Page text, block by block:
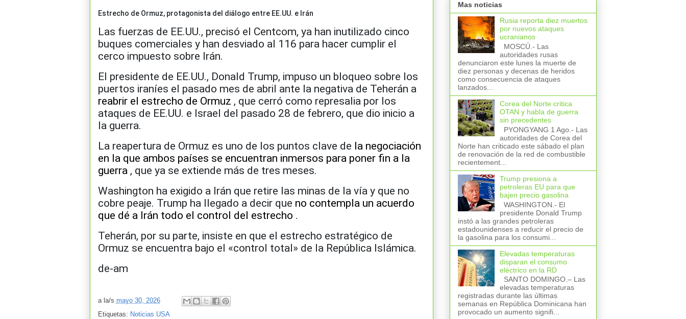
Estrecho de Ormuz, protagonista del diálogo entre EE.UU. e Irán
Las fuerzas de EE.UU., precisó el Centcom, ya han inutilizado cinco
buques comerciales y han desviado al 116 para hacer cumplir el
cerco impuesto sobre Irán.
El presidente de EE.UU., Donald Trump, impuso un bloqueo sobre los
puertos iraníes el pasado mes de abril ante la negativa de Teherán a
reabrir el estrecho de Ormuz , que cerró como represalia por los
ataques de EE.UU. e Israel del pasado 28 de febrero, que dio inicio a
la guerra.
La reapertura de Ormuz es uno de los puntos clave de la negociación
en la que ambos países se encuentran inmersos para poner fin a la
guerra, que ya se extiende más de tres meses.
Washington ha exigido a Irán que retire las minas de la vía y que no
cobre peaje. Trump ha llegado a decir que no contempla un acuerdo
que dé a Irán todo el control del estrecho .
Teherán, por su parte, insiste en que el estrecho estratégico de
Ormuz se encuentra bajo el «control total» de la República Islámica.
de-am
a la/s mayo 30, 2026
Etiquetas: Noticias USA
Mas noticias
Rusia reporta diez muertos
por nuevos ataques
ucranianos
MOSCÚ.- Las
autoridades rusas
denunciaron este lunes la muerte de
diez personas y decenas de heridos
como consecuencia de ataques
lanzados...
Corea del Norte critica
OTAN y habla de guerra
sin precedentes
PYONGYANG 1 Ago.- Las
autoridades de Corea del
Norte han criticado este sábado el plan
de renovación de la red de combustible
recientement...
Trump presiona a
petroleras EU para que
bajen precio gasolina
WASHINGTON.- El
presidente Donald Trump
instó a las grandes petroleras
estadounidenses a reducir el precio de
la gasolina para los consumi...
Elevadas temperaturas
disparan el consumo
eléctrico en la RD
SANTO DOMINGO.– Las
elevadas temperaturas
registradas durante las últimas
semanas en República Dominicana han
provocado un aumento signifi...